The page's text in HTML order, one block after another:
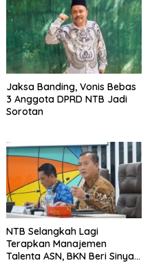
Jaksa Banding, Vonis Bebas
3 Anggota DPRD NTB Jadi
Sorotan
NTB Selangkah Lagi
Terapkan Manajemen
Talenta ASN, BKN Beri Sinyal